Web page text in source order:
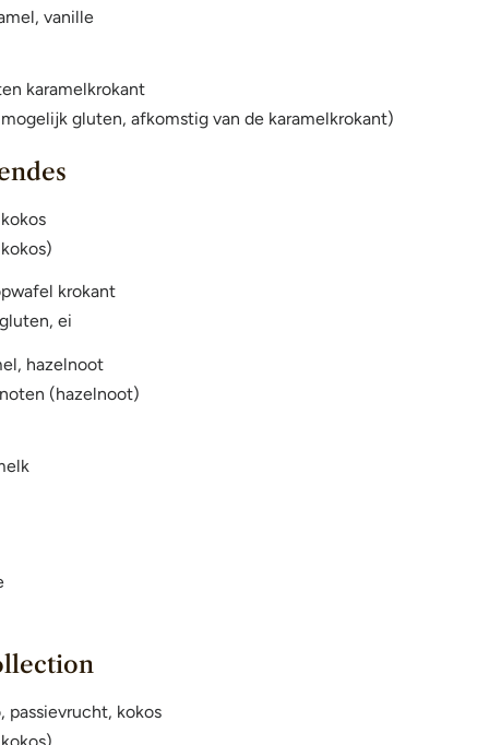
vanille
karamelkrokant
gluten, afkomstig van de karamelkrokant)
krokant
ei
hazelnoot
(hazelnoot)
passievrucht, kokos